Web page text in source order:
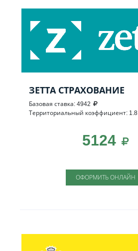
ЗЕТТА СТРАХОВАНИЕ
Базовая ставка: 4942
Территориальный коэффициент: 1.8
5124
ОФОРМИТЬ ОНЛАЙН